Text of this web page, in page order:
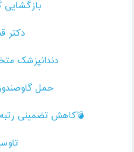
بازگشایی
دکتر
دندانپزشک
حمل
💣کاهش تضمینی